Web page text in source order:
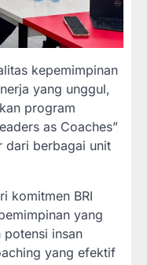
kepemimpinan
yang unggul,
program
as Coaches”
dari berbagai unit
komitmen BRI
yang
insan
yang efektif